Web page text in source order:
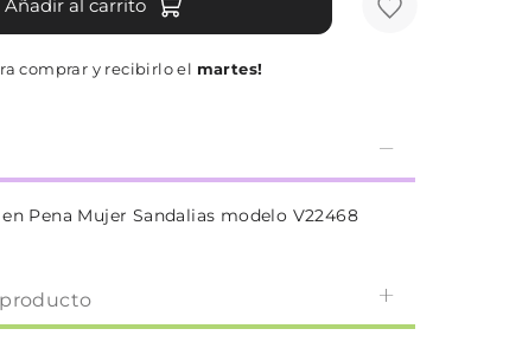
Añadir al carrito
comprar y recibirlo el martes!
Pena Mujer Sandalias modelo V22468